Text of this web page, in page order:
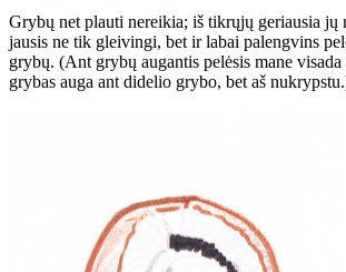
Grybų net plauti nereikia; iš tikrųjų geriausia jų
jausis ne tik gleivingi, bet ir labai palengvins
grybų. (Ant grybų augantis pelėsis mane
grybas auga ant didelio grybo, bet aš